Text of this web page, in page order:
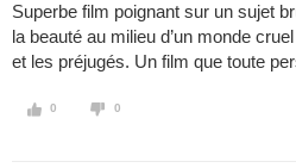
Superbe film poignant sur un sujet
la beauté au milieu d’un monde
et les préjugés. Un film que toute
0 0